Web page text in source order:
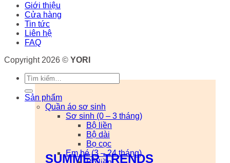
SUMMER TRENDS
Giới thiệu
Cửa hàng
Tin tức
Liên hệ
FAQ
Copyright 2026 © YORI
Tìm
kiếm:
Sản phẩm
Quần áo sơ sinh
Sơ sinh (0 – 3 tháng)
Bộ liền
Bộ dài
Bọ cọc
Em bé (3 – 24 tháng)